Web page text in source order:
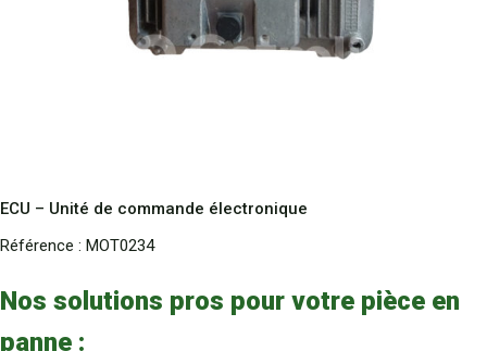
ECU – Unité de commande électronique
Référence : MOT0234
Nos solutions pros pour votre pièce en
panne :